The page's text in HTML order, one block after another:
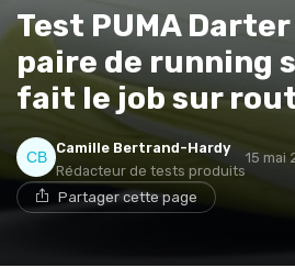
Test PUMA
paire de running
fait le job sur
Camille Bertrand-Hardy
Rédacteur de tests produits
15 mai
Partager cette page